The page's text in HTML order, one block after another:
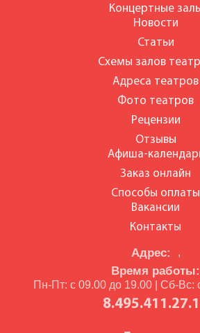
Адрес: ,
Время работы:
Пн-Пт: с 09.00 до 19.00 | Сб-Вс:
Концертные
Новости
Статьи
Схемы залов
Адреса театров
Фото театров
Рецензии
Отзывы
Афиша-
Заказ онлайн
Способы оплаты
Вакансии
Контакты